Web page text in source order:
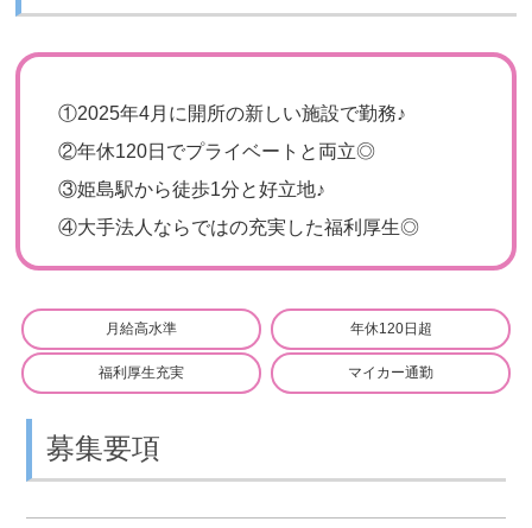
①2025年4月に開所の新しい施設で勤務♪
②年休120日でプライベートと両立◎
③姫島駅から徒歩1分と好立地♪
④大手法人ならではの充実した福利厚生◎
月給高水準 年休120日超
福利厚生充実 マイカー通勤
募集要項